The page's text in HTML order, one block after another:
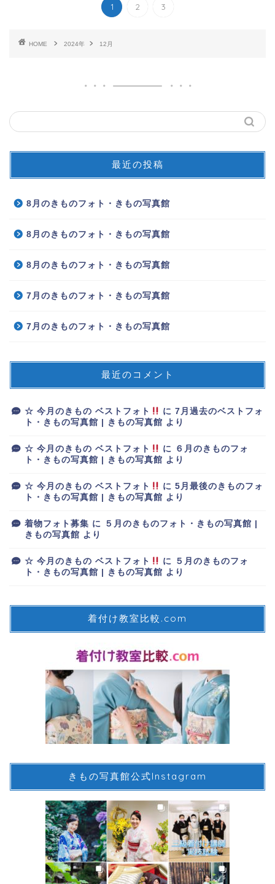
1 2 3
HOME 2024年 12月
最近の投稿
8月のきものフォト・きもの写真館
8月のきものフォト・きもの写真館
8月のきものフォト・きもの写真館
7月のきものフォト・きもの写真館
7月のきものフォト・きもの写真館
最近のコメント
☆ 今月のきもの ベストフォト に7月過去のベストフォ
ト・きもの写真館 | きもの写真館 より
☆ 今月のきもの ベストフォト に
６月のきものフォ
ト・きもの写真館 | きもの写真館 より
☆ 今月のきもの ベストフォト に5月最後のきものフォ
ト・きもの写真館 | きもの写真館 より
着物フォト募集 に
５月のきものフォト・きもの写真館 |
きもの写真館 より
☆ 今月のきもの ベストフォト に
５月のきものフォ
ト・きもの写真館 | きもの写真館 より
着付け教室比較.com
きもの写真館公式Instagram